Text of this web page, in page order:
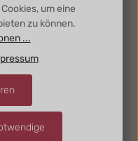
um eine
zu können.
...